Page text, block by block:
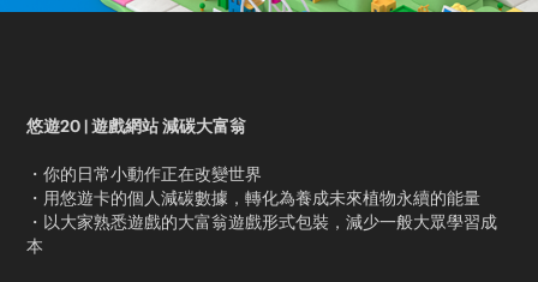
悠遊20 | 遊戲網站 減碳大富翁
・你的日常小動作正在改變世界​
・用悠遊卡的個人減碳數據，轉化為養成未來植物永續的能量​
・以大家熟悉遊戲的大富翁遊戲形式包裝，減少一般大眾學習成
本​